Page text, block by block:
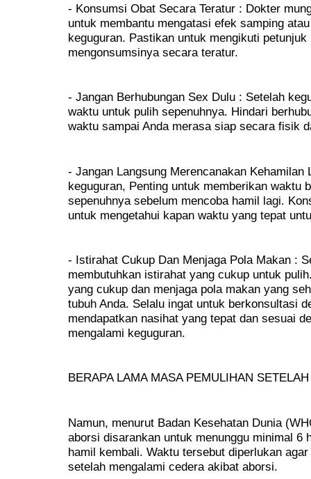
- Konsumsi Obat Secara Teratur : Dokter
untuk membantu mengatasi efek samping
keguguran. Pastikan untuk mengikuti
mengonsumsinya secara teratur.
- Jangan Berhubungan Sex Dulu : Setelah
waktu untuk pulih sepenuhnya. Hindari
waktu sampai Anda merasa siap secara fisik
- Jangan Langsung Merencanakan Kehamilan
keguguran, Penting untuk memberikan waktu
sepenuhnya sebelum mencoba hamil lagi.
untuk mengetahui kapan waktu yang tepat
- Istirahat Cukup Dan Menjaga Pola Makan :
membutuhkan istirahat yang cukup untuk
yang cukup dan menjaga pola makan yang
tubuh Anda. Selalu ingat untuk berkonsultasi
mendapatkan nasihat yang tepat dan sesuai
mengalami keguguran.
BERAPA LAMA MASA PEMULIHAN
Namun, menurut Badan Kesehatan Dunia
aborsi disarankan untuk menunggu minimal 6
hamil kembali. Waktu tersebut diperlukan
setelah mengalami cedera akibat aborsi.